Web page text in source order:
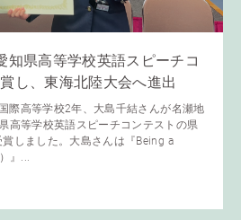
知県高等学校英語スピーチコ
し、東海北陸大会へ進出
際高等学校2年、大島千結さんが名瀬地
高等学校英語スピーチコンテストの県
しました。大島さんは『Being a
』...